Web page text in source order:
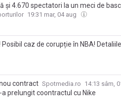
și 4.670 spectatori la un meci de
19:31 mar, 04 aug
caz de corupție în NBA!
contract Spotmedia.ro 14:13 sâm,
prelungit coontractul cu Nike